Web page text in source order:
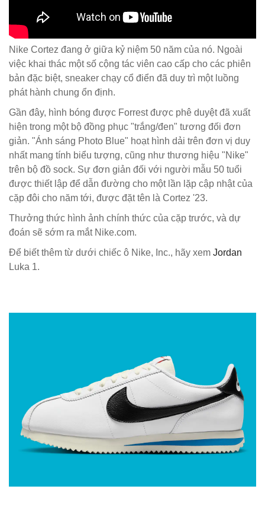
Nike Cortez đang ở giữa kỷ niệm 50 năm của nó. Ngoài
việc khai thác một số cộng tác viên cao cấp cho các phiên
bản đặc biệt, sneaker chạy cổ điển đã duy trì một luồng
phát hành chung ổn định.
Gần đây, hình bóng được Forrest được phê duyệt đã xuất
hiện trong một bộ đồng phục "trắng/đen" tương đối đơn
giản. "Ánh sáng Photo Blue" hoạt hình dải trên đơn vị duy
nhất mang tính biểu tượng, cũng như thương hiệu "Nike"
trên bộ đồ sock. Sự đơn giản đối với người mẫu 50 tuổi
được thiết lập để dẫn đường cho một lần lặp cập nhật của
cặp đôi cho năm tới, được đặt tên là Cortez '23.
Thưởng thức hình ảnh chính thức của cặp trước, và dự
đoán sẽ sớm ra mắt Nike.com.
Để biết thêm từ dưới chiếc ô Nike, Inc., hãy xem Jordan
Luka 1.